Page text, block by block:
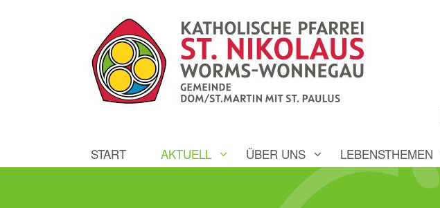
START AKTUELL ÜBER UNS LEBENSTHEMEN